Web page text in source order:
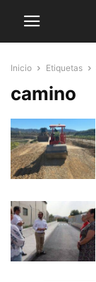
Inicio Etiquetas
camino